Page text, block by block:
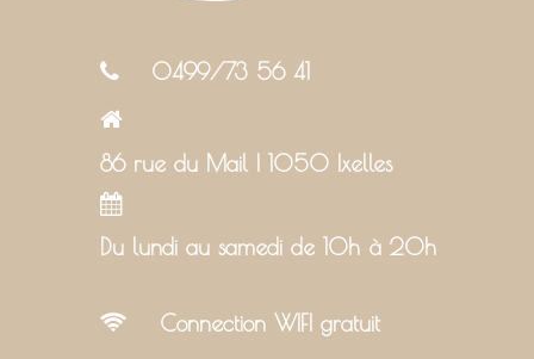
0499/73 56 41
86 rue du Mail | 1050 Ixelles
Du lundi au samedi de 10h à 20h
Connection WIFI gratuit